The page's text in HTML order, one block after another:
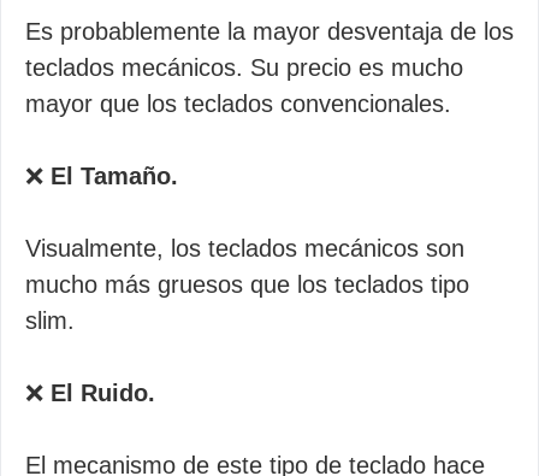
Es probablemente la mayor desventaja de los
teclados mecánicos. Su precio es mucho
mayor que los teclados convencionales.
❌ El Tamaño.
Visualmente, los teclados mecánicos son
mucho más gruesos que los teclados tipo
slim.
❌ El Ruido.
El mecanismo de este tipo de teclado hace